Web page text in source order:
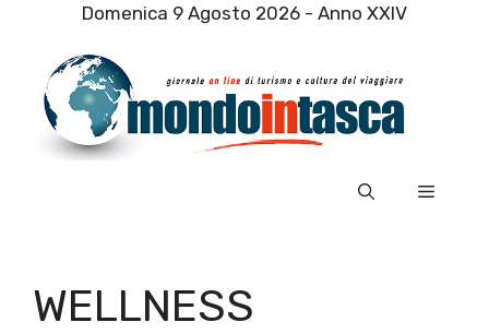
contenuto
Domenica 9 Agosto 2026 - Anno XXIV
Menu
WELLNESS